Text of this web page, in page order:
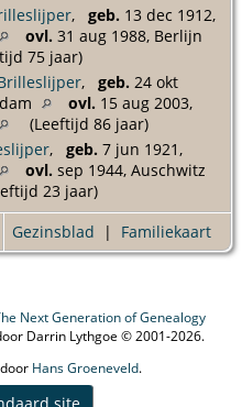
, geb. 13 dec 1912,
ovl. 31 aug 1988, Berlijn
75 jaar)
, geb. 24 okt
ovl. 15 aug 2003,
(Leeftijd 86 jaar)
, geb. 7 jun 1921,
ovl. sep 1944, Auschwitz
23 jaar)
Gezinsblad | Familiekaart
Next Generation of Genealogy
Darrin Lythgoe © 2001-2026.
Hans Groeneveld.